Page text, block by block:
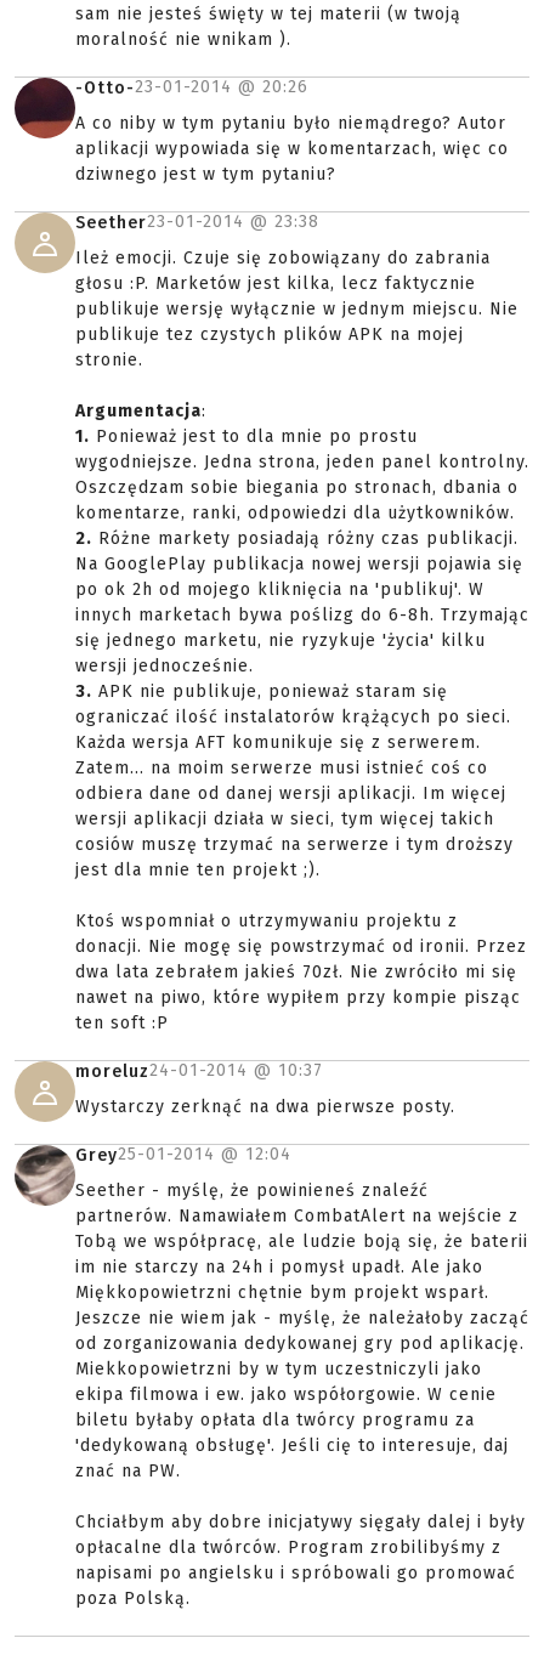
sam nie jesteś święty w tej materii (w twoją
moralność nie wnikam ).
-Otto-23-01-2014 @ 20:26
A co niby w tym pytaniu było niemądrego? Autor
aplikacji wypowiada się w komentarzach, więc co
dziwnego jest w tym pytaniu?
Seether23-01-2014 @ 23:38
Ileż emocji. Czuje się zobowiązany do zabrania
głosu :P. Marketów jest kilka, lecz faktycznie
publikuje wersję wyłącznie w jednym miejscu. Nie
publikuje tez czystych plików APK na mojej
stronie.
Argumentacja:
1. Ponieważ jest to dla mnie po prostu
wygodniejsze. Jedna strona, jeden panel kontrolny.
Oszczędzam sobie biegania po stronach, dbania o
komentarze, ranki, odpowiedzi dla użytkowników.
2. Różne markety posiadają różny czas publikacji.
Na GooglePlay publikacja nowej wersji pojawia się
po ok 2h od mojego kliknięcia na 'publikuj'. W
innych marketach bywa poślizg do 6-8h. Trzymając
się jednego marketu, nie ryzykuje 'życia' kilku
wersji jednocześnie.
3. APK nie publikuje, ponieważ staram się
ograniczać ilość instalatorów krążących po sieci.
Każda wersja AFT komunikuje się z serwerem.
Zatem... na moim serwerze musi istnieć coś co
odbiera dane od danej wersji aplikacji. Im więcej
wersji aplikacji działa w sieci, tym więcej takich
cosiów muszę trzymać na serwerze i tym droższy
jest dla mnie ten projekt ;).
Ktoś wspomniał o utrzymywaniu projektu z
donacji. Nie mogę się powstrzymać od ironii. Przez
dwa lata zebrałem jakieś 70zł. Nie zwróciło mi się
nawet na piwo, które wypiłem przy kompie pisząc
ten soft :P
moreluz24-01-2014 @ 10:37
Wystarczy zerknąć na dwa pierwsze posty.
Grey25-01-2014 @ 12:04
Seether - myślę, że powinieneś znaleźć
partnerów. Namawiałem CombatAlert na wejście z
Tobą we współpracę, ale ludzie boją się, że baterii
im nie starczy na 24h i pomysł upadł. Ale jako
Miękkopowietrzni chętnie bym projekt wsparł.
Jeszcze nie wiem jak - myślę, że należałoby zacząć
od zorganizowania dedykowanej gry pod aplikację.
Miekkopowietrzni by w tym uczestniczyli jako
ekipa filmowa i ew. jako współorgowie. W cenie
biletu byłaby opłata dla twórcy programu za
'dedykowaną obsługę'. Jeśli cię to interesuje, daj
znać na PW.
Chciałbym aby dobre inicjatywy sięgały dalej i były
opłacalne dla twórców. Program zrobilibyśmy z
napisami po angielsku i spróbowali go promować
poza Polską.